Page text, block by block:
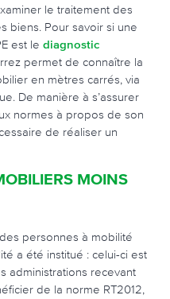
le traitement des
biens. Pour savoir si une
est le diagnostic
permet de connaître la
en mètres carrés, via
De manière à s’assurer
normes à propos de son
de réaliser un
MOINS
personnes à mobilité
a été institué : celui-ci est
administrations recevant
de la norme RT2012,